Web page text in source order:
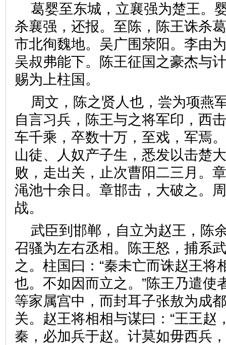
葛婴至东城，立襄强为楚王。
杀襄强，还报。至陈，陈王诛杀
市北徇魏地。吴广围荥阳。李由
吴叔弗能下。陈王征国之豪杰与
赐为上柱国。
周文，陈之贤人也，尝为项燕
自言习兵，陈王与之将军印，西
车千乘，卒数十万，至戏，军焉
山徒、人奴产子生，悉发以击楚
败，走出关，止次曹阳二三月。
渑池十余日。章邯击，大破之。
战。
武臣到邯郸，自立为赵王，陈
召骚为左右丞相。陈王怒，捕系
之。柱国曰：“秦未亡而诛赵王将
也。不如因而立之。”陈王乃遣使
等家属宫中，而封耳子张敖为成
关。赵王将相相与谋曰：“王王赵
秦，必加兵于赵。计莫如毋西兵